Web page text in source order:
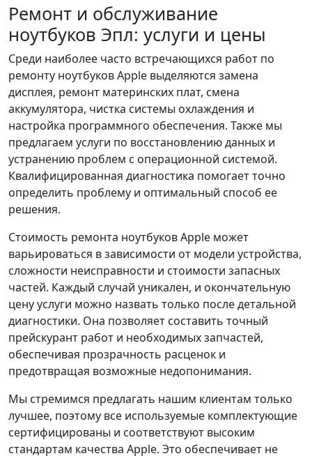
Ремонт и обслуживание
ноутбуков Эпл: услуги и цены
Среди наиболее часто встречающихся работ по
ремонту ноутбуков Apple выделяются замена
дисплея, ремонт материнских плат, смена
аккумулятора, чистка системы охлаждения и
настройка программного обеспечения. Также мы
предлагаем услуги по восстановлению данных и
устранению проблем с операционной системой.
Квалифицированная диагностика помогает точно
определить проблему и оптимальный способ ее
решения.
Стоимость ремонта ноутбуков Apple может
варьироваться в зависимости от модели устройства,
сложности неисправности и стоимости запасных
частей. Каждый случай уникален, и окончательную
цену услуги можно назвать только после детальной
диагностики. Она позволяет составить точный
прейскурант работ и необходимых запчастей,
обеспечивая прозрачность расценок и
предотвращая возможные недопонимания.
Мы стремимся предлагать нашим клиентам только
лучшее, поэтому все используемые комплектующие
сертифицированы и соответствуют высоким
стандартам качества Apple. Это обеспечивает не